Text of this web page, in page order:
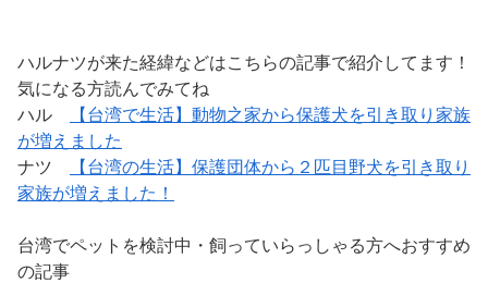
ハルナツが来た経緯などはこちらの記事で紹介してます！
気になる方読んでみてね
ハル
【台湾で生活】動物之家から保護犬を引き取り家族
が増えました
ナツ
【台湾の生活】保護団体から２匹目野犬を引き取り
家族が増えました！
台湾でペットを検討中・飼っていらっしゃる方へおすすめ
の記事